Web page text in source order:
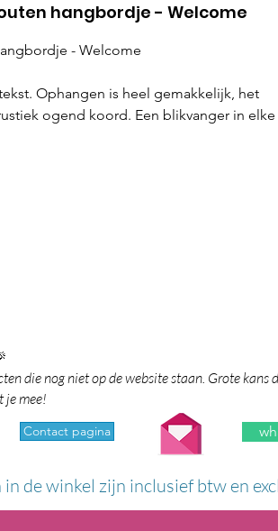
hangbordje - Welcome
- Welcome
Ophangen is heel gemakkelijk, het
ogend koord. Een blikvanger in elke
die nog niet op de website staan. Grote kans
je mee!
Contact pagina
in de winkel zijn inclusief btw en